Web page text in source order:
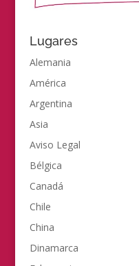
Lugares
Alemania
América
Argentina
Asia
Aviso Legal
Bélgica
Canadá
Chile
China
Dinamarca